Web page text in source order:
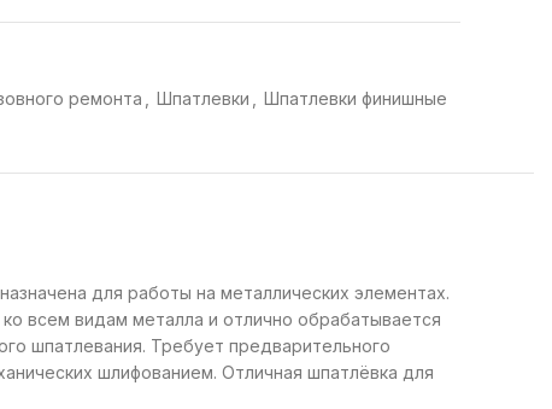
ремонта Шпатлевки Шпатлевки финишные
для работы на металлических элементах.
всем видам металла и отлично обрабатывается
шпатлевания. Требует предварительного
шлифованием. Отличная шпатлёвка для